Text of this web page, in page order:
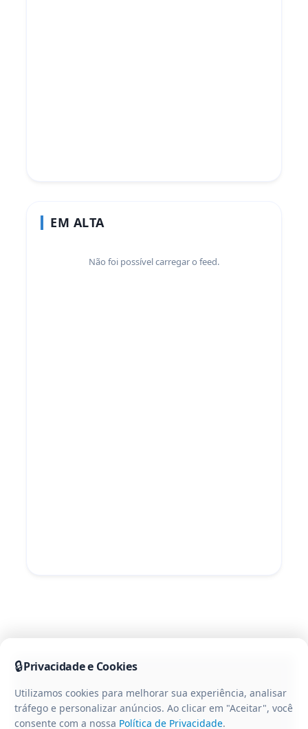
EM ALTA
Não foi possível carregar o feed.
🔒Privacidade e Cookies
Utilizamos cookies para melhorar sua experiência, analisar
tráfego e personalizar anúncios. Ao clicar em "Aceitar", você
consente com a nossa Política de Privacidade.